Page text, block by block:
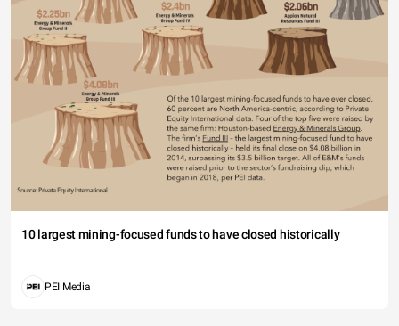
10 largest mining-focused funds to have closed historically
PEI Media